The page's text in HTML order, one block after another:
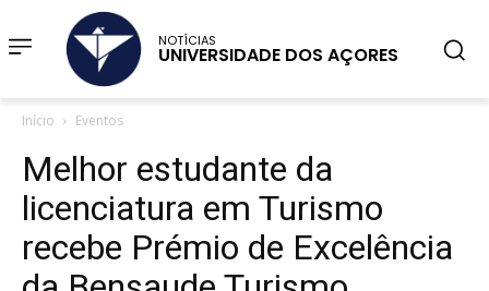
NOTÍCIAS
UNIVERSIDADE DOS AÇORES
Início Eventos
Melhor estudante da
licenciatura em Turismo
recebe Prémio de Excelência